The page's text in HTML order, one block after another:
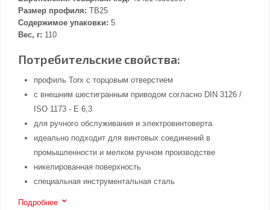
Размер профиля: TB25
Содержимое упаковки: 5
Вес, г: 110
Потребительские свойства:
профиль Torx с торцовым отверстием
с внешним шестигранным приводом согласно DIN 3126 /
ISO 1173 - E 6,3
для ручного обслуживания и электровинтоверта
идеально подходит для винтовых соединений в
промышленности и мелком ручном производстве
никелированная поверхность
специальная инструментальная сталь
Подробнее